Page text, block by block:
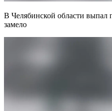
В Челябинской области выпал первый снег, трассу М-5 сильно
замело